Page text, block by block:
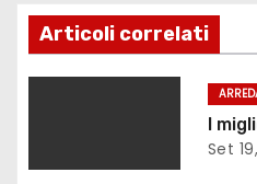
z
i
n
Articoli correlati
I
Set